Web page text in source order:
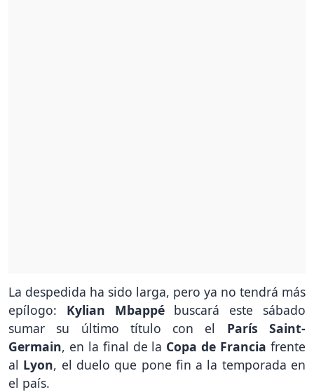
La despedida ha sido larga, pero ya no tendrá más
epílogo: Kylian Mbappébuscará este sábado
sumar su último título con el París Saint-
Germain, en la final de la Copa de Francia frente
al Lyon, el duelo que pone fin a la temporada en
el país.